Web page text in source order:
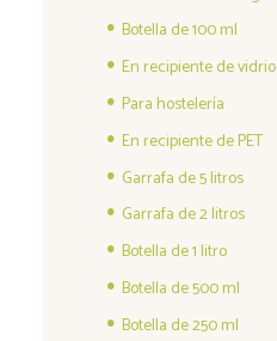
Botella de 100 ml
En recipiente de vidrio
Para hostelería
En recipiente de PET
Garrafa de 5 litros
Garrafa de 2 litros
Botella de 1 litro
Botella de 500 ml
Botella de 250 ml